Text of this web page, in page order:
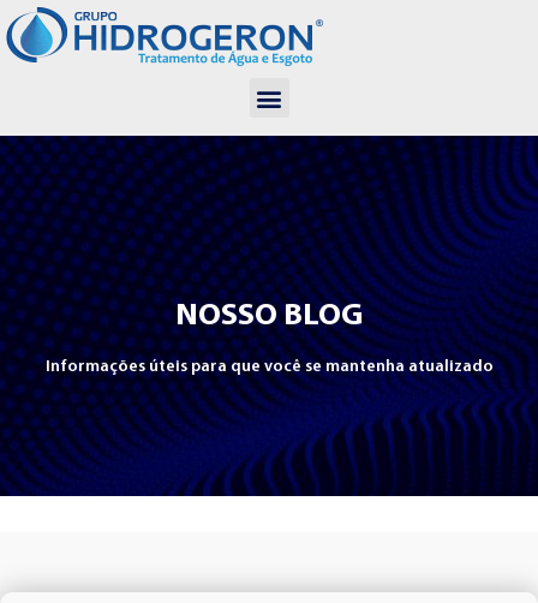
NOSSO BLOG
Informações úteis para que você se mantenha atualizado